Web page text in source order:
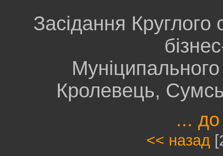
Засідання Круглого
Кролевець,
... до
<< назад